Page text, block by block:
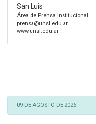
San Luis
Área de Prensa Institucional
prensa@unsl.edu.ar
www.unsl.edu.ar
09 DE AGOSTO DE 2026